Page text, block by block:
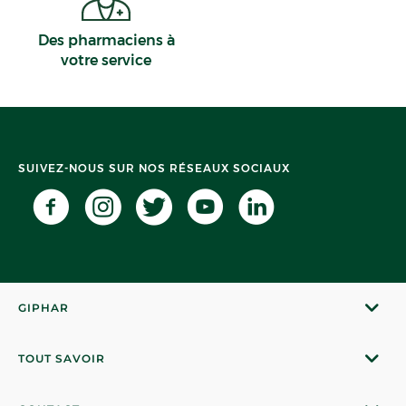
Des pharmaciens à
votre service
SUIVEZ-NOUS SUR NOS RÉSEAUX SOCIAUX
GIPHAR
TOUT SAVOIR